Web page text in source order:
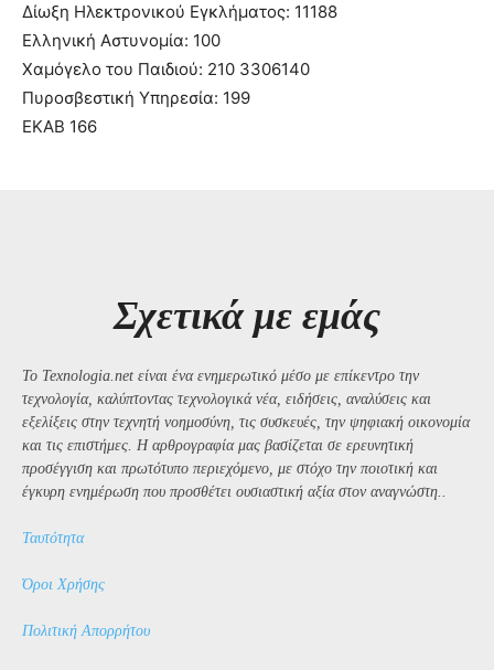
Δίωξη Ηλεκτρονικού Εγκλήματος: 11188
Ελληνική Αστυνομία: 100
Χαμόγελο του Παιδιού: 210 3306140
Πυροσβεστική Υπηρεσία: 199
ΕΚΑΒ 166
Σχετικά με εμάς
Το Texnologia.net είναι ένα ενημερωτικό μέσο με επίκεντρο την
τεχνολογία, καλύπτοντας τεχνολογικά νέα, ειδήσεις, αναλύσεις και
εξελίξεις στην τεχνητή νοημοσύνη, τις συσκευές, την ψηφιακή οικονομία
και τις επιστήμες. Η αρθρογραφία μας βασίζεται σε ερευνητική
προσέγγιση και πρωτότυπο περιεχόμενο, με στόχο την ποιοτική και
έγκυρη ενημέρωση που προσθέτει ουσιαστική αξία στον αναγνώστη..
Ταυτότητα
Όροι Χρήσης
Πολιτική Απορρήτου